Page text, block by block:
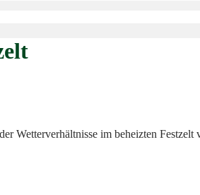
Wetterverhältnisse im beheizten